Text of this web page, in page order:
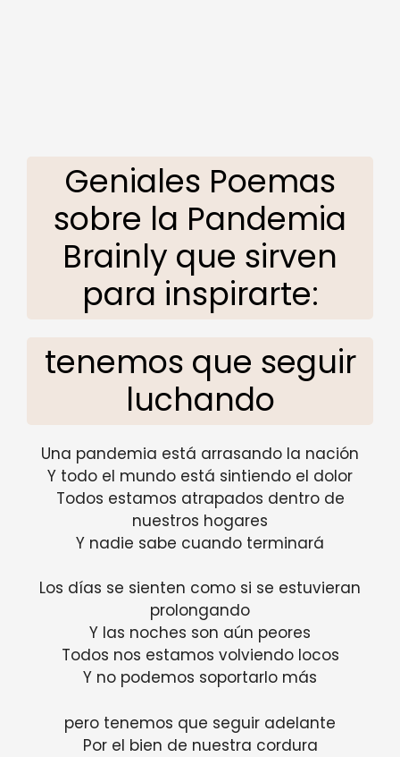
Geniales Poemas
sobre la Pandemia
Brainly que sirven
para inspirarte:
tenemos que seguir
luchando
Una pandemia está arrasando la nación
Y todo el mundo está sintiendo el dolor
Todos estamos atrapados dentro de
nuestros hogares
Y nadie sabe cuando terminará
Los días se sienten como si se estuvieran
prolongando
Y las noches son aún peores
Todos nos estamos volviendo locos
Y no podemos soportarlo más
pero tenemos que seguir adelante
Por el bien de nuestra cordura